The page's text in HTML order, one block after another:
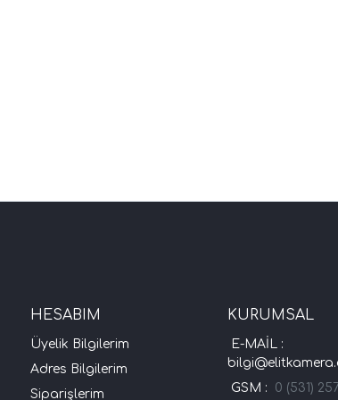
HESABIM
Üyelik Bilgilerim
Adres Bilgilerim
Siparişlerim
KURUMSAL
E-MAİL :
GSM : 0 (531)